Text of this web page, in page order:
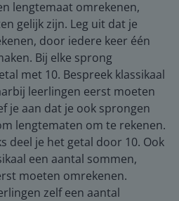
lengtemaat omrekenen,
gelijk zijn. Leg uit dat je
door iedere keer één
Bij elke sprong
met 10. Bespreek klassikaal
leerlingen eerst moeten
je aan dat je ook sprongen
lengtematen om te rekenen.
deel je het getal door 10. Ook
een aantal sommen,
moeten omrekenen.
zelf een aantal